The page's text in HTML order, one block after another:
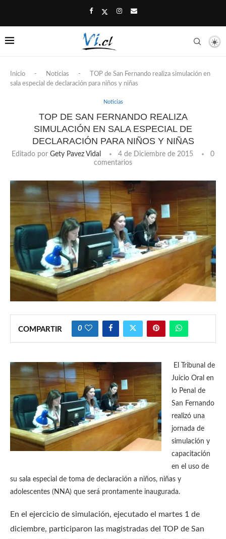
Inicio - Noticias -
TOP de San Fernando realiza simulación en
sala especial de declaración para niños y niñas
Noticias
TOP DE SAN FERNANDO REALIZA
SIMULACIÓN EN SALA ESPECIAL DE
DECLARACIÓN PARA NIÑOS Y NIÑAS
Editado por Gety Pavez Vidal 4 de Diciembre de 2015
0
comentarios
COMPARTIR 0
El Tribunal de
Juicio Oral en
lo Penal de
San Fernando
realizó una
jornada de
simulación y
capacitación
en el uso de
su sala especial de toma de declaración a niños, niñas y
adolescentes (NNA) que será prontamente inaugurada.
En el ejercicio de simulación, ejecutado el martes 1 de
diciembre, participaron las magistradas del TOP de San